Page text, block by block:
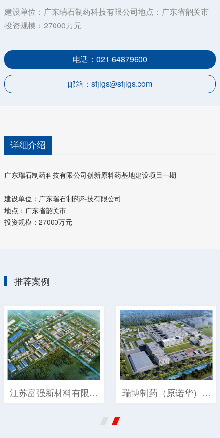
建设单位：广东瑞石制药科技有限公司地点：广东省韶关市
投资规模：27000万元
电话：021-64879600
邮箱：sfjlgs@sfjlgs.com
详细介绍
广东瑞石制药科技有限公司创新原料药基地建设项目一期
建设单位：广东瑞石制药科技有限公司
地点：广东省韶关市
投资规模：27000万元
推荐案例
江苏富强新材料有限公
瑞博制药（原诺华）有